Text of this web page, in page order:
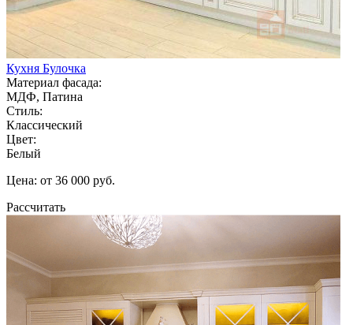
Кухня Булочка
Материал фасада:
МДФ, Патина
Стиль:
Классический
Цвет:
Белый
Цена: от 36 000 руб.
Рассчитать